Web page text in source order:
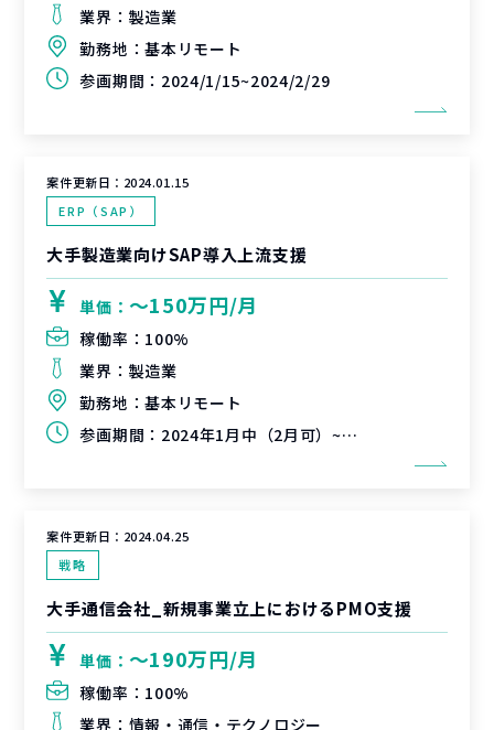
業界： 製造業
勤務地：基本リモート
参画期間： 2024/1/15~2024/2/29
案件更新日： 2024.01.15
ERP（SAP）
大手製造業向けSAP導入上流支援
単価： 〜150万円/月
稼働率： 100%
業界： 製造業
勤務地：基本リモート
参画期間： 2024年1月中（2月可）~未定
案件更新日： 2024.04.25
戦略
大手通信会社_新規事業立上におけるPMO支援
単価： 〜190万円/月
稼働率： 100%
業界： 情報・通信・テクノロジー